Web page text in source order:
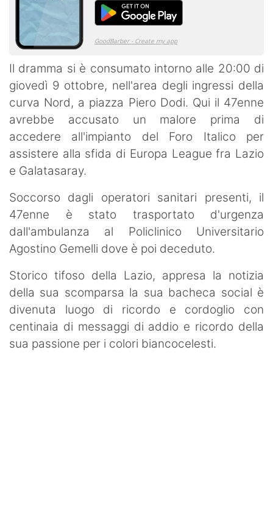
Il dramma si è consumato intorno alle 20:00 di
giovedì 9 ottobre, nell'area degli ingressi della
curva Nord, a piazza Piero Dodi. Qui il 47enne
avrebbe accusato un malore prima di
accedere all'impianto del Foro Italico per
assistere alla sfida di Europa League fra Lazio
e Galatasaray.
Soccorso dagli operatori sanitari presenti, il
47enne è stato trasportato d'urgenza
dall'ambulanza al Policlinico Universitario
Agostino Gemelli dove è poi deceduto.
Storico tifoso della Lazio, appresa la notizia
della sua scomparsa la sua bacheca social è
divenuta luogo di ricordo e cordoglio con
centinaia di messaggi di addio e ricordo della
sua passione per i colori biancocelesti.